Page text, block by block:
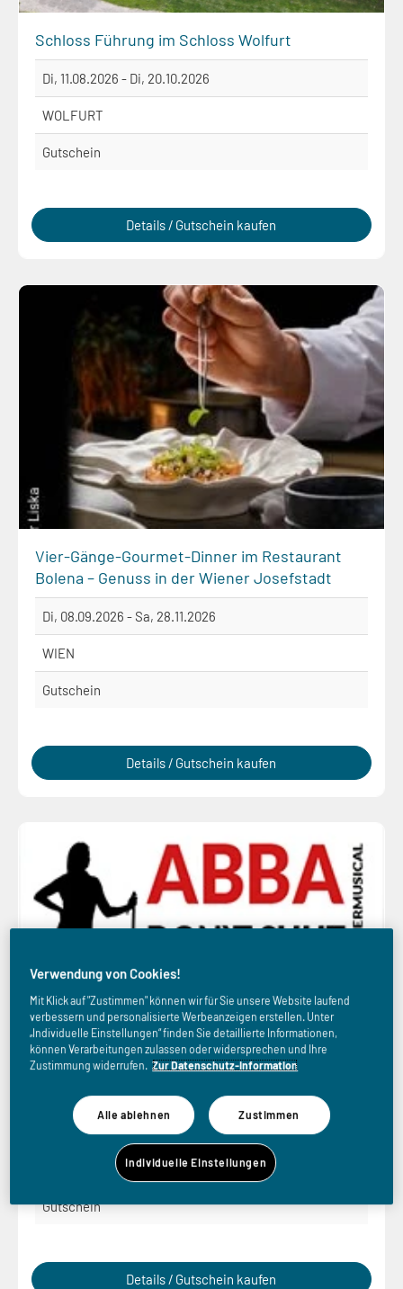
Schloss Führung im Schloss Wolfurt
Di, 11.08.2026 - Di, 20.10.2026
WOLFURT
Gutschein
Details / Gutschein kaufen
Vier-Gänge-Gourmet-Dinner im Restaurant
Bolena – Genuss in der Wiener Josefstadt
Di, 08.09.2026 - Sa, 28.11.2026
WIEN
Gutschein
Details / Gutschein kaufen
ABBA – Don't Shut Me Down!
Fr, 30.04.2027
Gutschein
Details / Gutschein kaufen
Verwendung von Cookies!
Mit Klick auf "Zustimmen" können wir für Sie unsere Website laufend
verbessern und personalisierte Werbeanzeigen erstellen. Unter
„Individuelle Einstellungen“ finden Sie detaillierte Informationen,
können Verarbeitungen zulassen oder widersprechen und Ihre
Zustimmung widerrufen. Zur Datenschutz-Information
Alle ablehnen Zustimmen
Individuelle Einstellungen